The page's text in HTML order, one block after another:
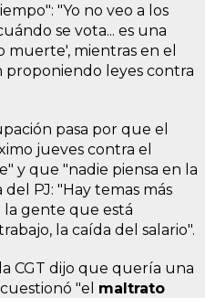
"Yo no veo a los
se vota... es una
muerte', mientras en el
proponiendo leyes contra
pasa por que el
jueves contra el
y que "nadie piensa en la
PJ: "Hay temas más
la gente que está
la caída del salario".
CGT dijo que quería una
"el maltrato